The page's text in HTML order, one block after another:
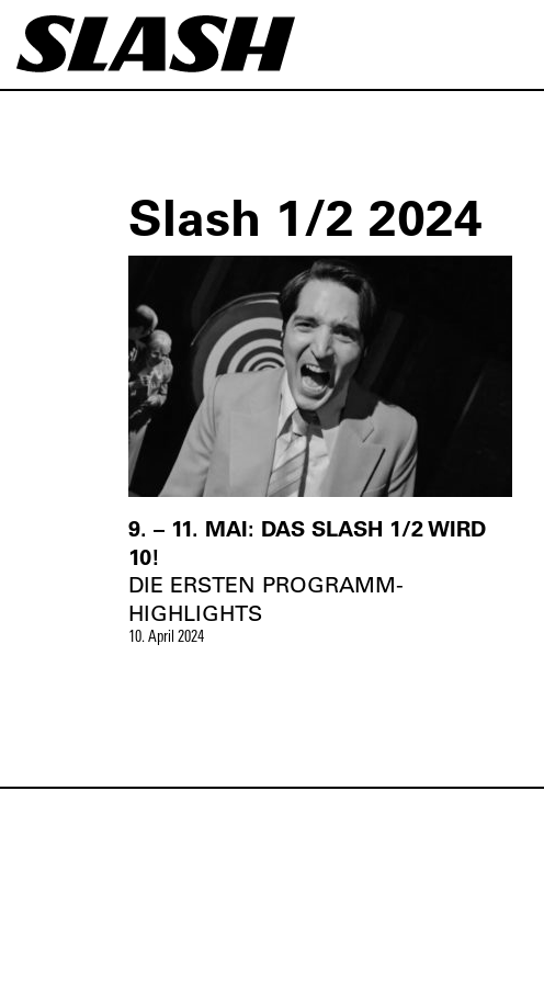
Slash 1/2 2024
9. – 11. MAI: DAS SLASH 1/2 WIRD
10!
DIE ERSTEN PROGRAMM-
HIGHLIGHTS
10. April 2024